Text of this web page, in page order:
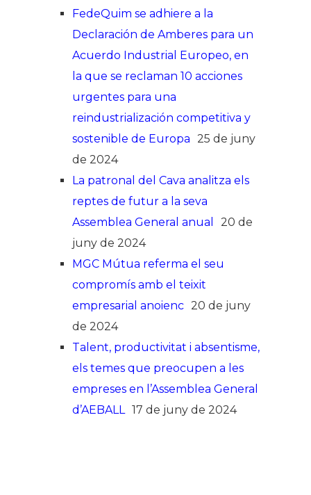
FedeQuim se adhiere a la
Declaración de Amberes para un
Acuerdo Industrial Europeo, en
la que se reclaman 10 acciones
urgentes para una
reindustrialización competitiva y
sostenible de Europa 25 de juny
de 2024
La patronal del Cava analitza els
reptes de futur a la seva
Assemblea General anual
20 de
juny de 2024
MGC Mútua referma el seu
compromís amb el teixit
empresarial anoienc 20 de juny
de 2024
Talent, productivitat i absentisme,
els temes que preocupen a les
empreses en l’Assemblea General
d’AEBALL 17 de juny de 2024